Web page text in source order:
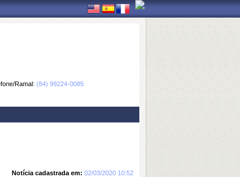
Ramal: (84) 99224-0085
Notícia cadastrada em: 02/03/2020 10:52